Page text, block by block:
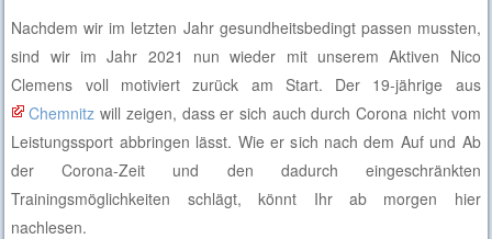
Nachdem wir im letzten Jahr gesundheitsbedingt passen mussten,
sind wir im Jahr 2021 nun wieder mit unserem Aktiven Nico
Clemens voll motiviert zurück am Start. Der 19-jährige aus
Chemnitz will zeigen, dass er sich auch durch Corona nicht vom
Leistungssport abbringen lässt. Wie er sich nach dem Auf und Ab
der Corona-Zeit und den dadurch eingeschränkten
Trainingsmöglichkeiten schlägt, könnt Ihr ab morgen hier
nachlesen.